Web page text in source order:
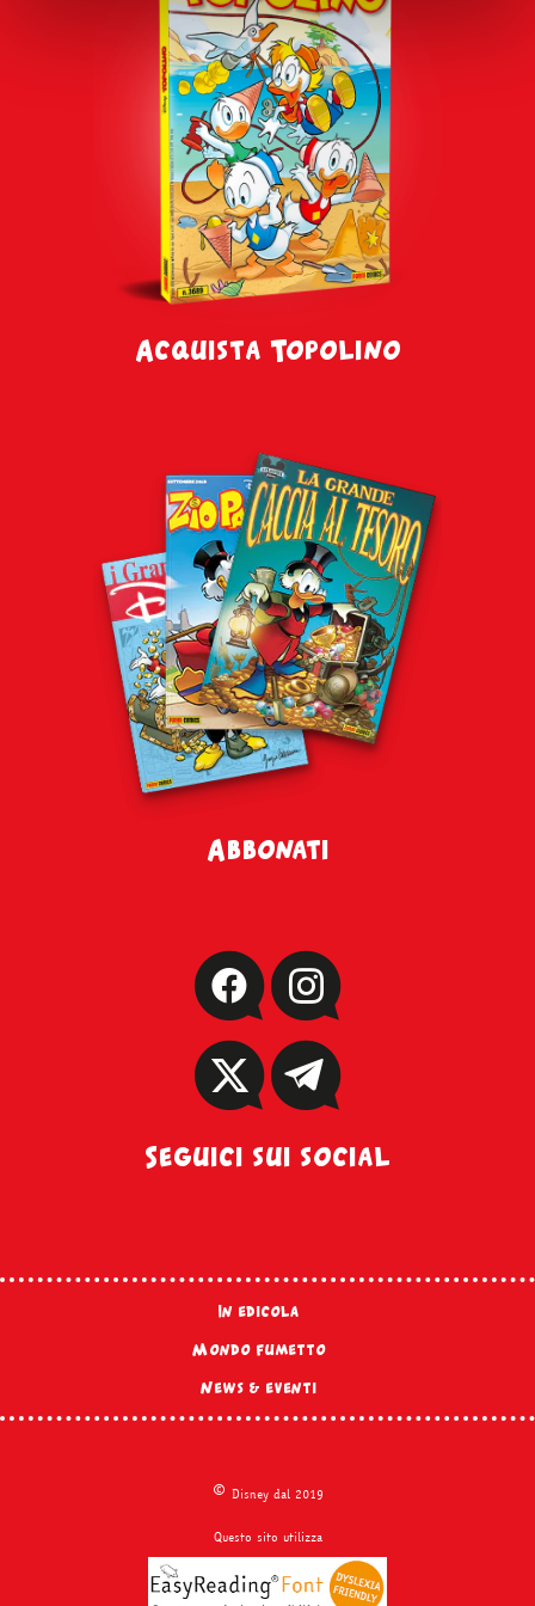
Accetta tutti i cookie”. Se vuoi invece differenziare le
tue preferenze o negare il consenso clicca su
“Usa solo i cookie tecnici”. Cliccando su
"Usa solo i Cookie tecnici"o sullaXdi chiusura di
questo banner in alto a destra nessun’altra tipologia di
cookie verrà settata. Infine, se vuoi avere maggiori
informazioni, leggi la nostraCookie Policy
Acquista Topolino
Abbonati
Seguici sui social
In edicola
Mondo fumetto
News & eventi
© Disney dal 2019
Questo sito utilizza